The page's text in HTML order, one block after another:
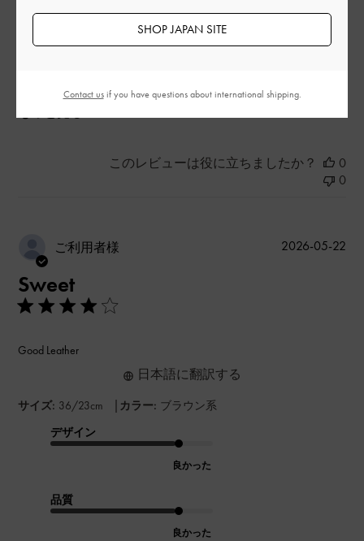
このレビューは役に立ちましたか？
0
0
ご利用者様
Sweet
Good Leather
サイズ: 36/23cm | カラー: ブラウン系
デザイン
良かった
品質
良かった
日本語に翻訳する
公
2026-05-22
SHOP JAPAN SITE
Contact usif you have questions about international shipping.